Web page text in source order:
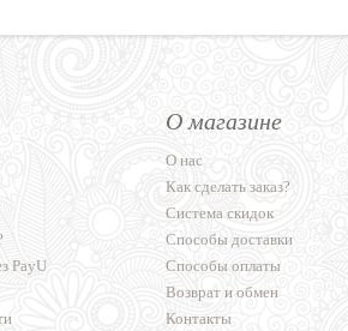
PayU
О магазине
О нас
Как сделать заказ?
Система скидок
Способы доставки
Способы оплаты
Возврат и обмен
Контакты